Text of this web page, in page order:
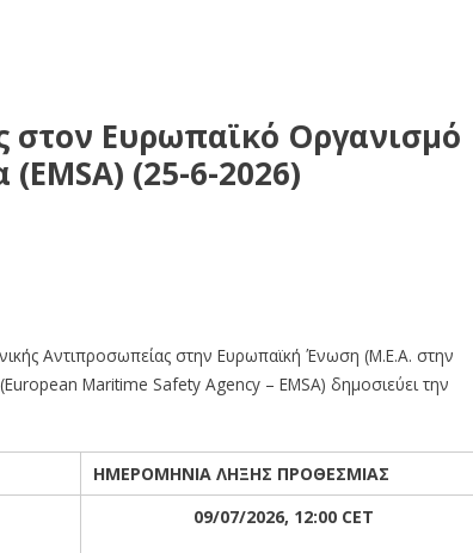
Ευρωπαϊκό Οργανισμό
(25-6-2026)
Αντιπροσωπείας στην Ευρωπαϊκή Ένωση (Μ.Ε.Α. στην
Maritime Safety Agency – EMSA) δημοσιεύει την
ΗΜΕΡΟΜΗΝΙΑ ΛΗΞΗΣ ΠΡΟΘΕΣΜΙΑΣ
09/07/2026, 12:00 CET